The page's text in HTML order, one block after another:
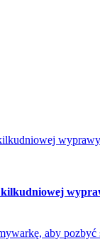
kilkudniowej
aby pozbyć